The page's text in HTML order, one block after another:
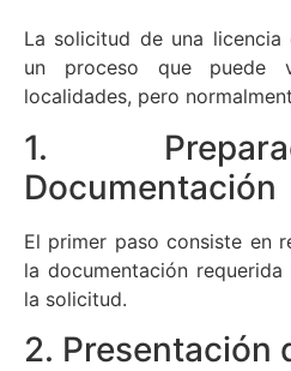
La solicitud de una
un proceso que puede
localidades, pero
1.
Documentación
El primer paso consiste en
la documentación
la solicitud.
2. Presentación